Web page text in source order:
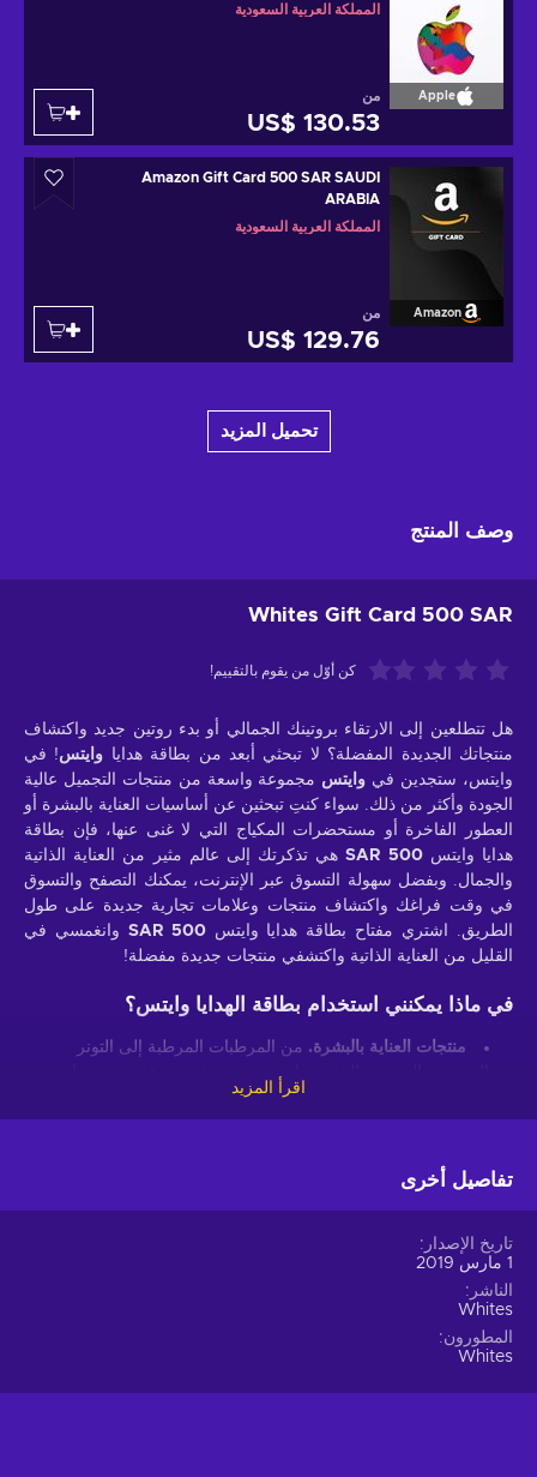
Apple
المملكة العربية السعودية
من
US$ 130.53
Amazon
Amazon Gift Card 500 SAR SAUDI
ARABIA
المملكة العربية السعودية
من
US$ 129.76
تحميل المزيد
وصف المنتج
Whites Gift Card 500 SAR
كن أوّل من يقوم بالتقييم!
هل تتطلعين إلى الارتقاء بروتينك الجمالي أو بدء روتين جديد واكتشاف
منتجاتك الجديدة المفضلة؟ لا تبحثي أبعد من بطاقة هدايا وايتس! في
وايتس، ستجدين في وايتس مجموعة واسعة من منتجات التجميل عالية
الجودة وأكثر من ذلك. سواء كنتِ تبحثين عن أساسيات العناية بالبشرة أو
العطور الفاخرة أو مستحضرات المكياج التي لا غنى عنها، فإن بطاقة
هدايا وايتس500 SAR
هي تذكرتك إلى عالم مثير من العناية الذاتية
والجمال. وبفضل سهولة التسوق عبر الإنترنت، يمكنك التصفح والتسوق
في وقت فراغك واكتشاف منتجات وعلامات تجارية جديدة على طول
الطريق. اشتري مفتاح بطاقة هدايا وايتس500 SAR
وانغمسي في
القليل من العناية الذاتية واكتشفي منتجات جديدة مفضلة!
في ماذا يمكنني استخدام بطاقة الهدايا وايتس؟
منتجات العناية بالبشرة. من المرطبات المرطبة إلى التونر
العناية بالبشرة التي تساعدك في الحفاظ على صحة بشرتك
وإشراقها وشبابها;
كريم أساس طبيعي المظهر، أو لوحة ظلال عيون عصرية، ستساعدك
منتجات العناية بالشعر.
بالشعر التي تساعدك في الحفاظ على مظهر شعرك صحيًا ولامعًا
وأنيقًا، بدءًا من الشامبو المكثف إلى البلسم الذي يحارب التجعد
وأدوات التصفيف مثل مكواة الشعر ومكواة الشعر;
العطور.
للرجال والنساء. مع وجود العديد من الروائح المختلفة للاختيار من
اقرأ المزيد
تفاصيل أخرى
تاريخ الإصدار
1 مارس 2019
الناشر
Whites
المطورون
Whites